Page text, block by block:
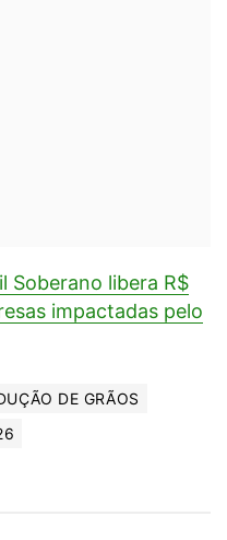
Soberano libera R$
impactadas pelo
DE GRÃOS